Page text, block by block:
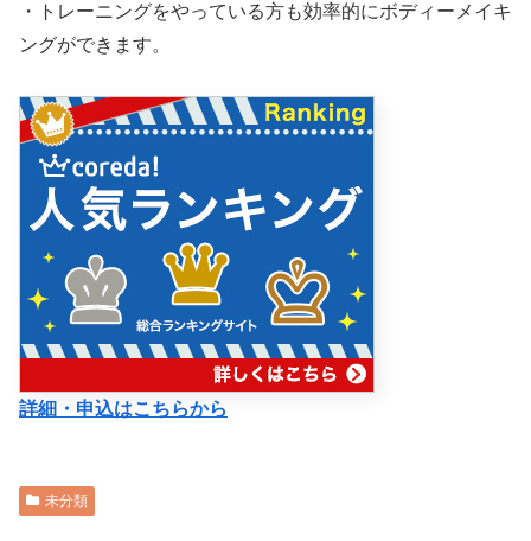
・トレーニングをやっている方も効率的にボディーメイキ
ングができます。
詳細・申込はこちらから
未分類